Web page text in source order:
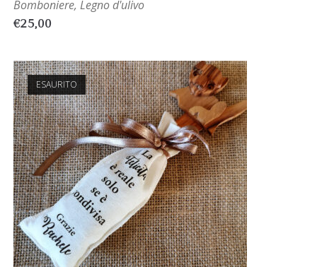
Bomboniere, Legno d'ulivo
€25,00
ESAURITO